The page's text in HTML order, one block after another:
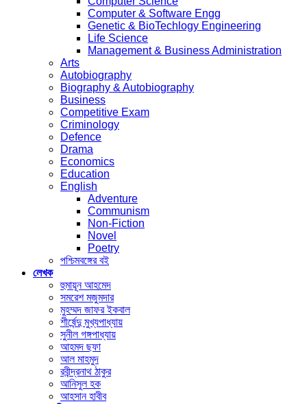
Computer & Software Engg
Genetic & BioTechlogy Engineering
Life Science
Management & Business Administration
Arts
Autobiography
Biography & Autobiography
Business
Competitive Exam
Criminology
Defence
Drama
Economics
Education
English
Adventure
Communism
Non-Fiction
Novel
Poetry
পশ্চিমবঙ্গের বই
লেখক
হুমায়ূন আহমেদ
সমরেশ মজুমদার
মুহম্মদ জাফর ইকবাল
শীর্ষেন্দু মুখ্যপাধ্যায়
সুনীল গঙ্গপাধ্যায়
আহমদ ছফা
আল মাহমুদ
রবীন্দ্রনাথ ঠাকুর
আনিসুল হক
আহসান হাবীব